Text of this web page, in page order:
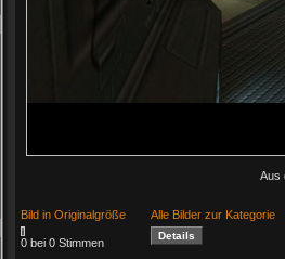
Aus
Bild in Originalgröße Alle Bilder zur Kategorie
0 bei 0 Stimmen